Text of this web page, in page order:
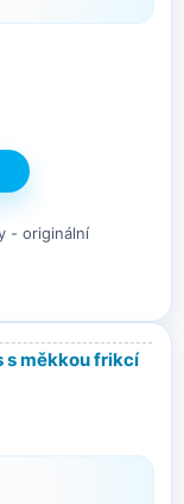
- originální
s měkkou frikcí